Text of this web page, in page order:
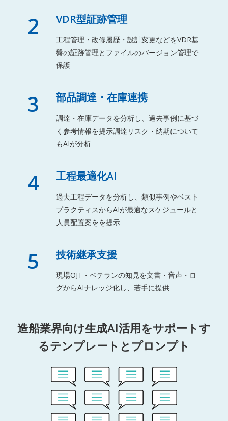
2 VDR型証跡管理
工程管理・改修履歴・設計変更などをVDR基
盤の証跡管理とファイルのバージョン管理で
保護
3 部品調達・在庫連携
調達・在庫データを分析し、過去事例に基づ
く参考情報を提示調達リスク・納期について
もAIが分析
4 工程最適化AI
過去工程データを分析し、類似事例やベスト
プラクティスからAIが最適なスケジュールと
人員配置案をを提示
5 技術継承支援
現場OJT・ベテランの知見を文書・音声・ロ
グからAIナレッジ化し、若手に提供
造船業界向け生成AI活用をサポートす
るテンプレートとプロンプト